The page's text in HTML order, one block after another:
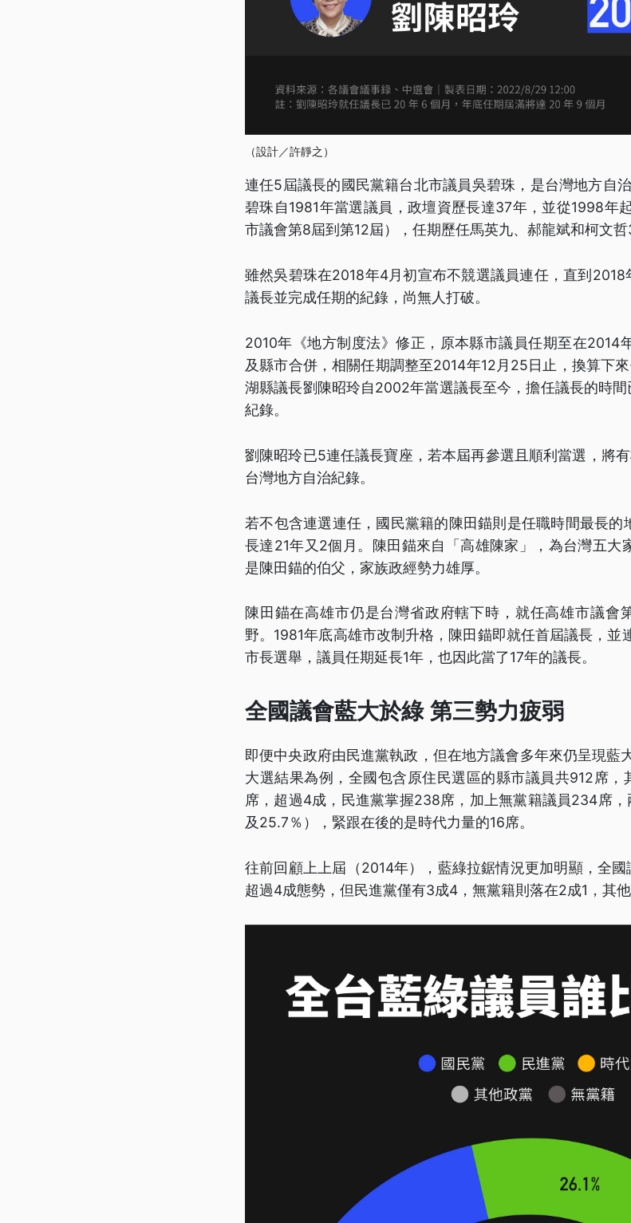
（設計／許靜之）
連任5屆議長的國民黨籍台北市議員吳碧珠，是台灣地方自
碧珠自1981年當選議員，政壇資歷長達37年，並從1998年
市議會第8屆到第12屆），任期歷任馬英九、郝龍斌和柯文哲
雖然吳碧珠在2018年4月初宣布不競選議員連任，直到
議長並完成任期的紀錄，尚無人打破。
2010年《地方制度法》修正，原本縣市議員任期至在2014
及縣市合併，相關任期調整至2014年12月25日止，換算下
湖縣議長劉陳昭玲自2002年當選議長至今，擔任議長的時
紀錄。
劉陳昭玲已5連任議長寶座，若本屆再參選且順利當選，將
台灣地方自治紀錄。
若不包含連選連任，國民黨籍的陳田錨則是任職時間最長的
長達21年又2個月。陳田錨來自「高雄陳家」，為台灣五大
是陳田錨的伯父，家族政經勢力雄厚。
陳田錨在高雄市仍是台灣省政府轄下時，就任高雄市議會
野。1981年底高雄市改制升格，陳田錨即就任首屆議長，
市長選舉，議員任期延長1年，也因此當了17年的議長。
全國議會藍大於綠 第三勢力疲弱
即便中央政府由民進黨執政，但在地方議會多年來仍呈現藍
大選結果為例，全國包含原住民選區的縣市議員共912席
席，超過4成，民進黨掌握238席，加上無黨籍議員234席，
及25.7％），緊跟在後的是時代力量的16席。
往前回顧上上屆（2014年），藍綠拉鋸情況更加明顯，全
超過4成態勢，但民進黨僅有3成4，無黨籍則落在2成1，其他